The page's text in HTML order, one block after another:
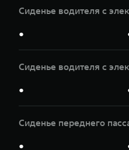
Сиденье водителя с
●
Сиденье водителя с
●
Сиденье переднего
●